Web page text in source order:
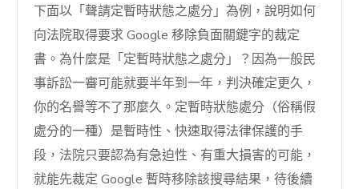
下面以「聲請定暫時狀態之處分」為例，說明如何
向法院取得要求 Google 移除負面關鍵字的裁定
書。為什麼是「定暫時狀態之處分」？因為一般民
事訴訟一審可能就要半年到一年，判決確定更久，
你的名譽等不了那麼久。定暫時狀態處分（俗稱假
處分的一種）是暫時性、快速取得法律保護的手
段，法院只要認為有急迫性、有重大損害的可能，
就能先裁定 Google 暫時移除該搜尋結果，待後續